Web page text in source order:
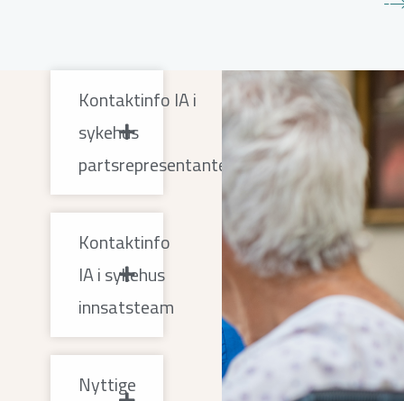
Kontaktinfo IA i
sykehus
partsrepresentanter
Kontaktinfo
IA i sykehus
innsatsteam
Nyttige